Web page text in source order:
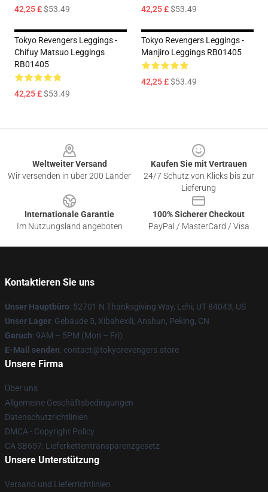
42,25 £$53.49 42,25 £$53.49
Tokyo Revengers Leggings -
Chifuy Matsuo Leggings
RB01405
42,25 £$53.49
Tokyo Revengers Leggings -
Manjiro Leggings RB01405
42,25 £$53.49
Weltweiter Versand
Wir versenden in über 200 Länder
Kaufen Sie mit Vertrauen
24/7 Schutz von Klicks bis zur
Lieferung
Internationale Garantie
Im Nutzungsland angeboten
100% Sicherer Checkout
PayPal / MasterCard / Visa
Kontaktieren Sie uns
Unser Hauptbüro: 52701 N Thanksgiving Way, Lehi, UT 84043, US
Unser Lager: Gebäude 5, Xibahexili, Anshun, Peking, CN
Geruch: 9AM – 5PM (Mon – Fri)
E-Mail senden: contact@tokyorevengers.store
Unsere Firma
Über uns
Allgemeine Geschäftsbedingungen
Datenschutzrichtlinien
DMCA - Copyright Policy
CA SB657: Lieferkettentransparenzgesetz
Unsere Unterstützung
Versand und Lieferrichtlinien